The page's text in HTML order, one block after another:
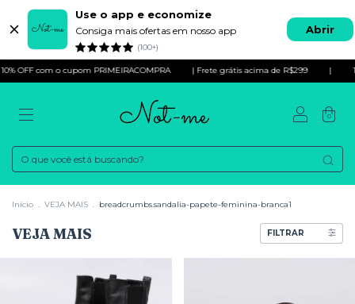
Use o app e economize
Consiga mais ofertas em nosso app
(100+)
Abrir
PRIMEIRACOMPRA | Frete grátis acima de R$299 | 10% OFF com o
0
Início . VEJA MAIS . breadcrumbs.sandalia-papete-feminina-branca1
VEJA MAIS FILTRAR